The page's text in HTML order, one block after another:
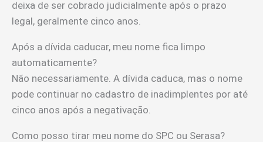
deixa de ser cobrado judicialmente após o prazo
legal, geralmente cinco anos.
Após a dívida caducar, meu nome fica limpo
automaticamente?
Não necessariamente. A dívida caduca, mas o nome
pode continuar no cadastro de inadimplentes por até
cinco anos após a negativação.
Como posso tirar meu nome do SPC ou Serasa?